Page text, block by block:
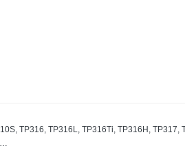
TP316, TP316L, TP316Ti, TP316H, TP317,